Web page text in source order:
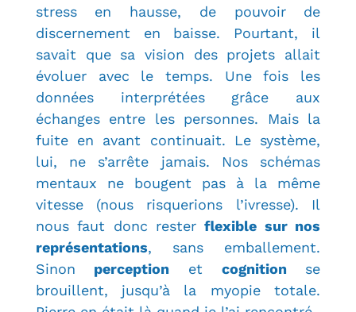
stress en hausse, de pouvoir de
discernement en baisse. Pourtant, il
savait que sa vision des projets allait
évoluer avec le temps. Une fois les
données interprétées grâce aux
échanges entre les personnes. Mais la
fuite en avant continuait. Le système,
lui, ne s’arrête jamais. Nos schémas
mentaux ne bougent pas à la même
vitesse (nous risquerions l’ivresse). Il
nous faut donc resterflexible sur nos
représentations, sans emballement.
Sinon perception et cognitionse
brouillent, jusqu’à la myopie totale.